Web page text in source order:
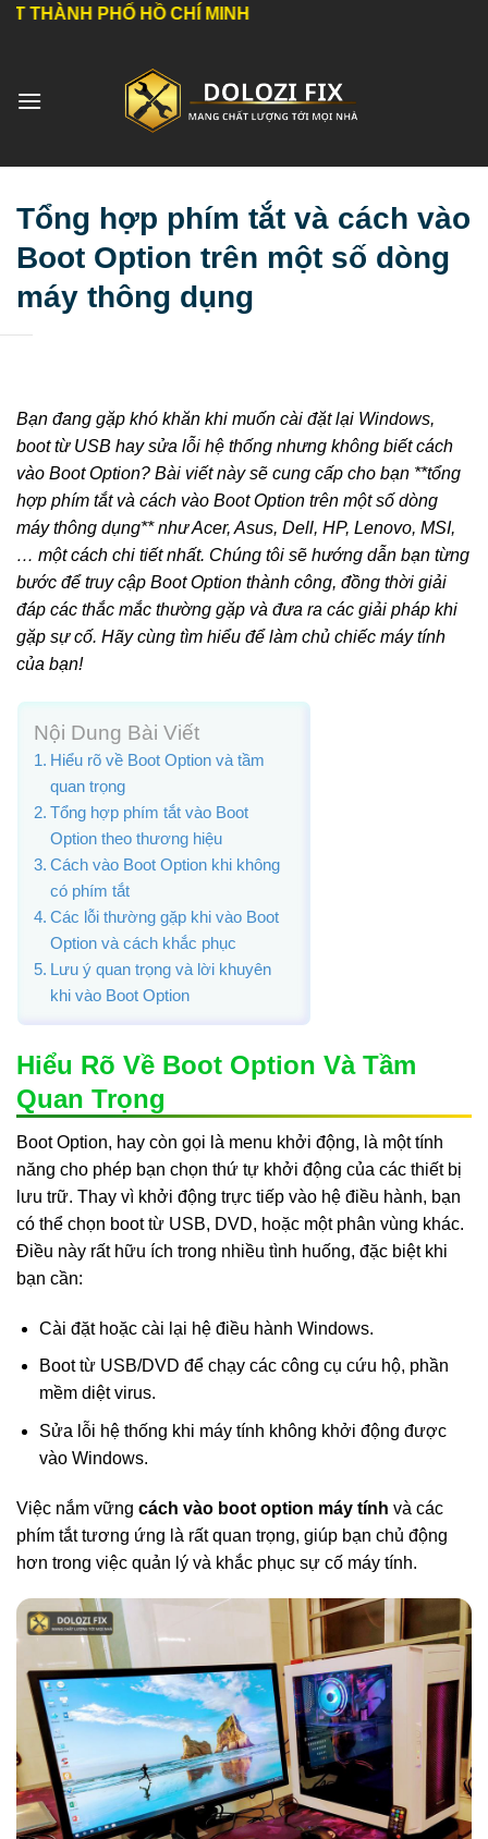
Bỏ
dung
HỒ CHÍ MINH
Tổng hợp phím tắt và cách vào
Boot Option trên một số dòng
máy thông dụng
Bạn đang gặp khó khăn khi muốn cài đặt lại Windows,
boot từ USB hay sửa lỗi hệ thống nhưng không biết cách
vào Boot Option? Bài viết này sẽ cung cấp cho bạn **tổng
hợp phím tắt và cách vào Boot Option trên một số dòng
máy thông dụng** như Acer, Asus, Dell, HP, Lenovo, MSI,
… một cách chi tiết nhất. Chúng tôi sẽ hướng dẫn bạn từng
bước để truy cập Boot Option thành công, đồng thời giải
đáp các thắc mắc thường gặp và đưa ra các giải pháp khi
gặp sự cố. Hãy cùng tìm hiểu để làm chủ chiếc máy tính
của bạn!
Nội Dung Bài Viết
Hiểu rõ về Boot Option và tầm
quan trọng
Tổng hợp phím tắt vào Boot
Option theo thương hiệu
Cách vào Boot Option khi không
có phím tắt
Các lỗi thường gặp khi vào Boot
Option và cách khắc phục
Lưu ý quan trọng và lời khuyên
khi vào Boot Option
Hiểu Rõ Về Boot Option Và Tầm
Quan Trọng
Boot Option, hay còn gọi là menu khởi động, là một tính
năng cho phép bạn chọn thứ tự khởi động của các thiết bị
lưu trữ. Thay vì khởi động trực tiếp vào hệ điều hành, bạn
có thể chọn boot từ USB, DVD, hoặc một phân vùng khác.
Điều này rất hữu ích trong nhiều tình huống, đặc biệt khi
bạn cần:
Cài đặt hoặc cài lại hệ điều hành Windows.
Boot từ USB/DVD để chạy các công cụ cứu hộ, phần
mềm diệt virus.
Sửa lỗi hệ thống khi máy tính không khởi động được
vào Windows.
Việc nắm vững cách vào boot option máy tính và các
phím tắt tương ứng là rất quan trọng, giúp bạn chủ động
hơn trong việc quản lý và khắc phục sự cố máy tính.